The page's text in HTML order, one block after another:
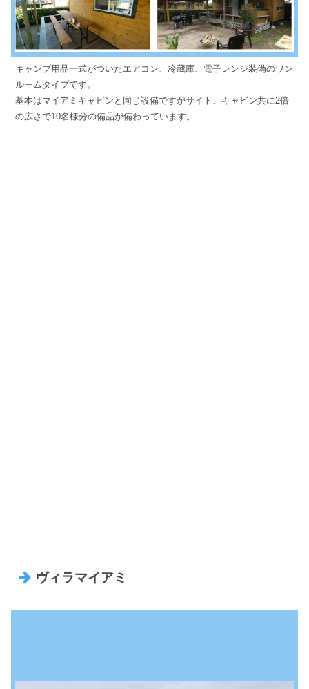
キャンプ用品一式がついたエアコン、冷蔵庫、電子レンジ装備のワン
ルームタイプです。
基本はマイアミキャビンと同じ設備ですがサイト、キャビン共に2倍
の広さで10名様分の備品が備わっています。
ヴィラマイアミ